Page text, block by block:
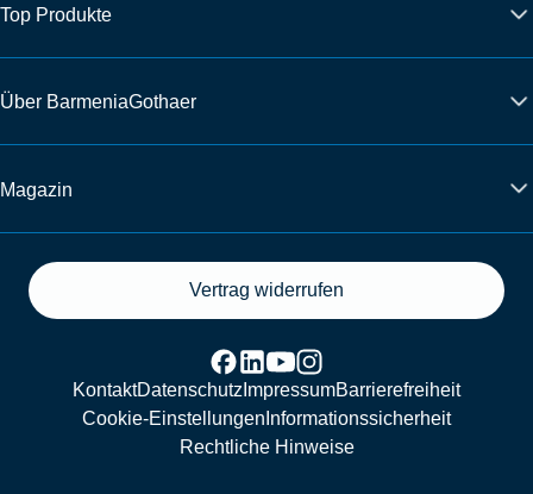
Top Produkte
Über BarmeniaGothaer
Magazin
Vertrag widerrufen
KontaktDatenschutz ImpressumBarrierefreiheit
Cookie-Einstellungen Informationssicherheit
Rechtliche Hinweise